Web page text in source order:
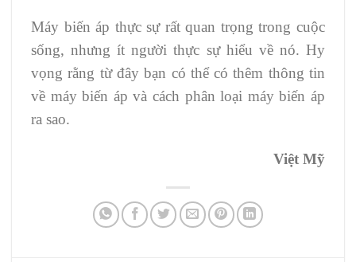
Máy biến áp thực sự rất quan trọng trong cuộc
sống, nhưng ít người thực sự hiểu về nó. Hy
vọng rằng từ đây bạn có thể có thêm thông tin
về máy biến áp và cách phân loại máy biến áp
ra sao.
Việt Mỹ